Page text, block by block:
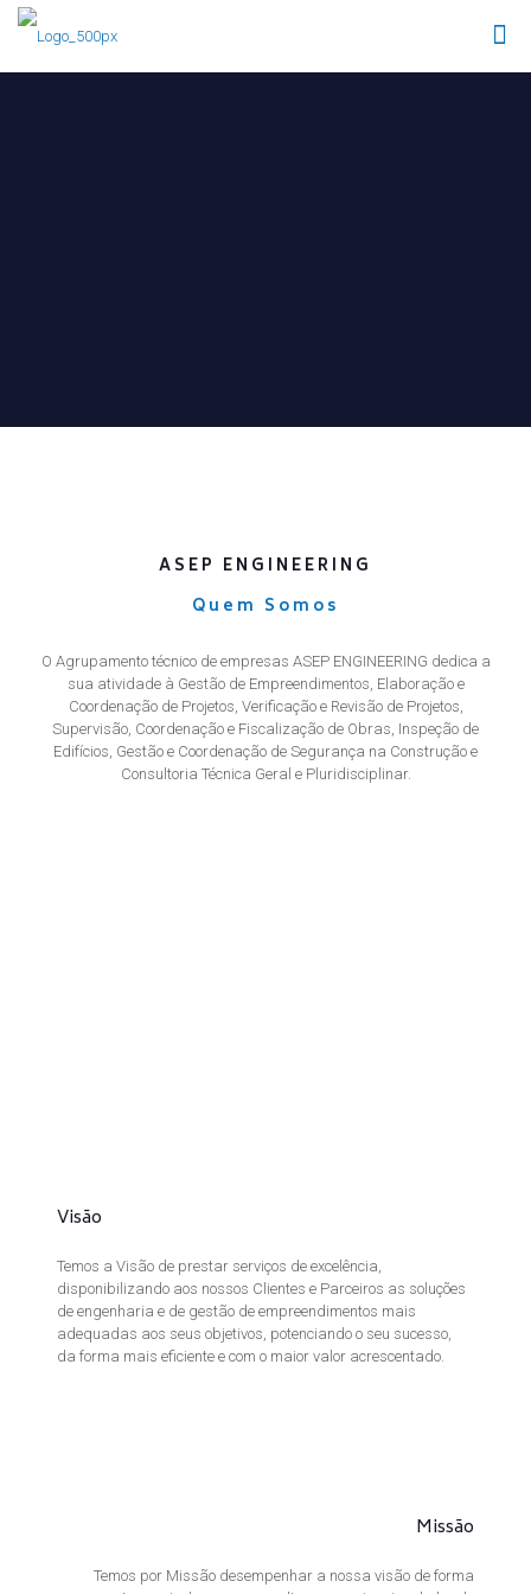
ASEP ENGINEERING
Quem Somos
O Agrupamento técnico de empresas ASEP ENGINEERING dedica a
sua atividade à Gestão de Empreendimentos, Elaboração e
Coordenação de Projetos, Verificação e Revisão de Projetos,
Supervisão, Coordenação e Fiscalização de Obras, Inspeção de
Edifícios, Gestão e Coordenação de Segurança na Construção e
Consultoria Técnica Geral e Pluridisciplinar.
Visão
Temos a Visão de prestar serviços de excelência,
disponibilizando aos nossos Clientes e Parceiros as soluções
de engenharia e de gestão de empreendimentos mais
adequadas aos seus objetivos, potenciando o seu sucesso,
da forma mais eficiente e com o maior valor acrescentado.
Missão
Temos por Missão desempenhar a nossa visão de forma